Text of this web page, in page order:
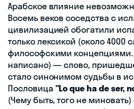
Арабское влияние
Восемь веков соседства с
цивилизацией обогатили
только лексикой (около 4000
философскими концепциями.
написано) — слово,
стало синонимом судьбы в
Пословица "Lo que ha de ser,
(Чему быть, того не